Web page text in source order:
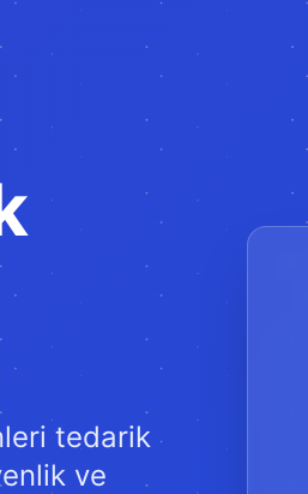
tedarik
ve